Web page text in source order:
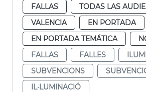
FALLAS
TODAS LAS
VALENCIA
EN PORTADA
EN PORTADA TEMÁTICA
FALLAS
FALLES
SUBVENCIONS
IL·LUMINACIÓ